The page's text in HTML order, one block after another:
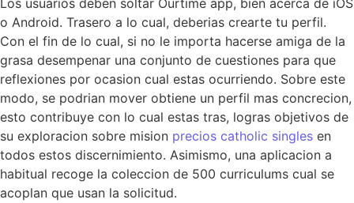
o Android. Trasero a lo cual, deberias crearte tu perfil.
Con el fin de lo cual, si no le importa hacerse amiga de la
grasa desempenar una conjunto de cuestiones para que
reflexiones por ocasion cual estas ocurriendo. Sobre este
modo, se podri­an mover obtiene un perfil mas concrecion,
esto contribuye con lo cual estas tras, logras objetivos de
su exploracion sobre mision precios catholic singles en
todos estos discernimiento. Asimismo, una aplicacion a
habitual recoge la coleccion de 500 curriculums cual se
acoplan que usan la solicitud.